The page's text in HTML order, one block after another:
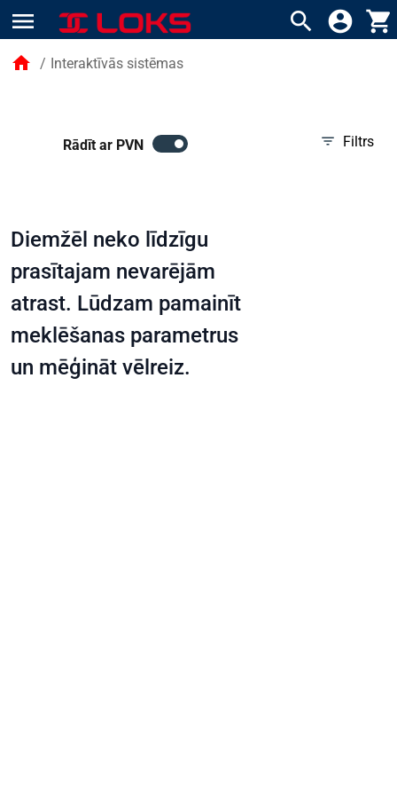
menu search account_circle shopping_cart
home / Interaktīvās sistēmas
filter_list Filtrs
Rādīt ar PVN
Diemžēl neko līdzīgu
prasītajam nevarējām
atrast. Lūdzam pamainīt
meklēšanas parametrus
un mēģināt vēlreiz.